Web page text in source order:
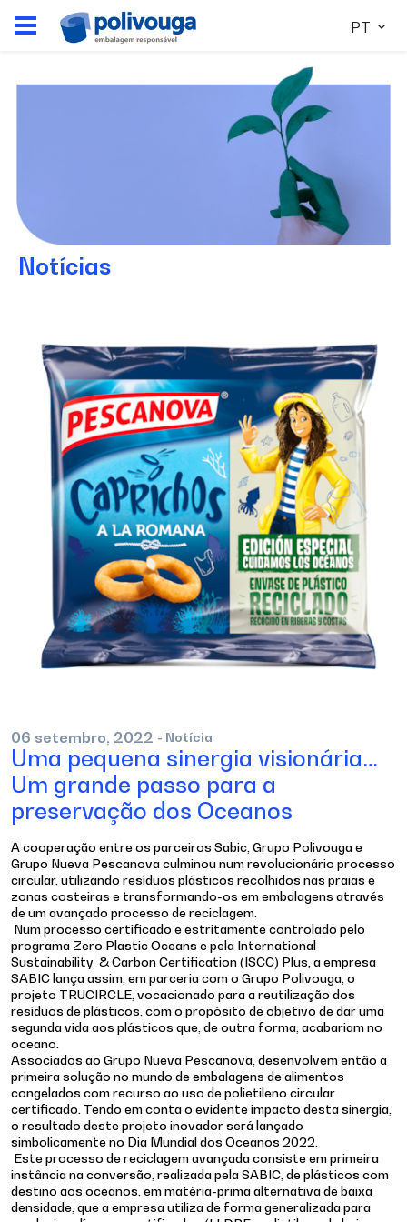
PT
Notícias
06 setembro, 2022 - Notícia
Uma pequena sinergia visionária…
Um grande passo para a
preservação dos Oceanos
A cooperação entre os parceiros Sabic, Grupo Polivouga e
Grupo Nueva Pescanova culminou num revolucionário processo
circular, utilizando resíduos plásticos recolhidos nas praias e
zonas costeiras e transformando-os em embalagens através
de um avançado processo de reciclagem.
Num processo certificado e estritamente controlado pelo
programa Zero Plastic Oceans e pela International
Sustainability & Carbon Certification (ISCC) Plus, a empresa
SABIC lança assim, em parceria com o Grupo Polivouga, o
projeto TRUCIRCLE, vocacionado para a reutilização dos
resíduos de plásticos, com o propósito de objetivo de dar uma
segunda vida aos plásticos que, de outra forma, acabariam no
oceano.
Associados ao Grupo Nueva Pescanova, desenvolvem então a
primeira solução no mundo de embalagens de alimentos
congelados com recurso ao uso de polietileno circular
certificado. Tendo em conta o evidente impacto desta sinergia,
o resultado deste projeto inovador será lançado
simbolicamente no Dia Mundial dos Oceanos 2022.
Este processo de reciclagem avançada consiste em primeira
instância na conversão, realizada pela SABIC, de plásticos com
destino aos oceanos, em matéria-prima alternativa de baixa
densidade, que a empresa utiliza de forma generalizada para